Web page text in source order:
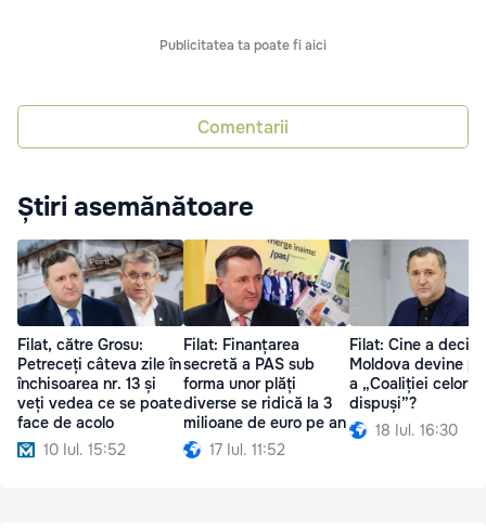
Publicitatea ta poate fi aici
Comentarii
Știri asemănătoare
Filat, către Grosu:
Petreceți câteva zile în
închisoarea nr. 13 și
veți vedea ce se poate
face de acolo
10 Iul. 15:52
Filat: Finanțarea
secretă a PAS sub
forma unor plăți
diverse se ridică la 3
milioane de euro pe an
17 Iul. 11:52
Filat: Cine a decis
Moldova devine
a „Coaliției celor
dispuși”?
18 Iul. 16:30